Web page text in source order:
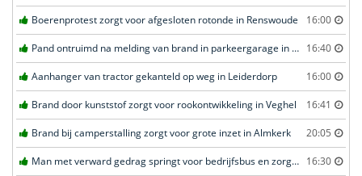
Boerenprotest zorgt voor afgesloten rotonde in Renswoude 16:00
Pand ontruimd na melding van brand in parkeergarage in Leeuwarden 16:40
Aanhanger van tractor gekanteld op weg in Leiderdorp 16:00
Brand door kunststof zorgt voor rookontwikkeling in Veghel 16:41
Brand bij camperstalling zorgt voor grote inzet in Almkerk 20:05
Man met verward gedrag springt voor bedrijfsbus en zorgt voor opschudding in Veghel 16:30